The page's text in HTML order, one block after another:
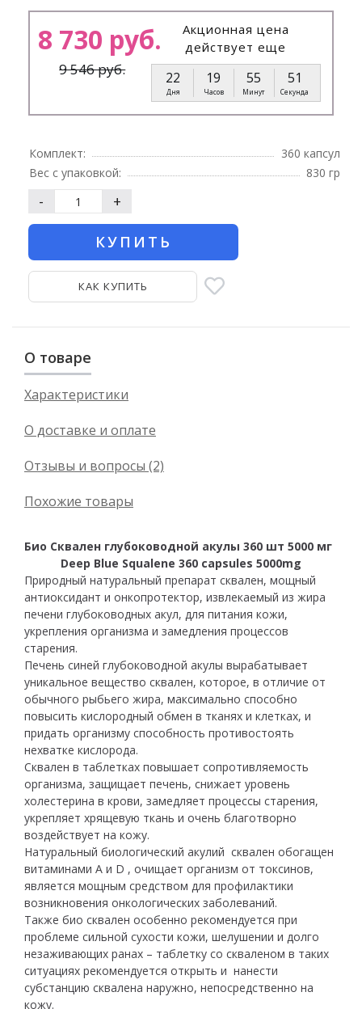
8 730 руб.
9 546 руб.
Акционная цена
действует еще
22
Дня
19
Часов
55
Минут
50
Секунд
Комплект:
360 капсул
Вес с упаковкой:
830 гр
- +
КУПИТЬ
КАК КУПИТЬ
О товаре
Характеристики
О доставке и оплате
Отзывы и вопросы (2)
Похожие товары
Био Сквален глубоководной акулы 360 шт 5000 мг
Deep Blue Squalene 360 capsules 5000mg
Природный натуральный препарат сквален, мощный
антиоксидант и онкопротектор, извлекаемый из жира
печени глубоководных акул, для питания кожи,
укрепления организма и замедления процессов
старения.
Печень синей глубоководной акулы вырабатывает
уникальное вещество сквален, которое, в отличие от
обычного рыбьего жира, максимально способно
повысить кислородный обмен в тканях и клетках, и
придать организму способность противостоять
нехватке кислорода.
Сквален в таблетках повышает сопротивляемость
организма, защищает печень, снижает уровень
холестерина в крови, замедляет процессы старения,
укрепляет хрящевую ткань и очень благотворно
воздействует на кожу.
Натуральный биологический акулий сквален обогащен
витаминами А и D , очищает организм от токсинов,
является мощным средством для профилактики
возникновения онкологических заболеваний.
Также био сквален особенно рекомендуется при
проблеме сильной сухости кожи, шелушении и долго
незаживающих ранах – таблетку со скваленом в таких
ситуациях рекомендуется открыть и нанести
субстанцию сквалена наружно, непосредственно на
кожу.